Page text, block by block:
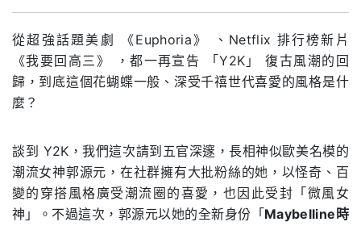
從超強話題美劇 《Euphoria》 、Netflix 排行榜新片
《我要回高三》 ，都一再宣告 「Y2K」 復古風潮的回
歸，到底這個花蝴蝶一般、深受千禧世代喜愛的風格是什
麼？
談到 Y2K，我們這次請到五官深邃，長相神似歐美名模的
潮流女神郭源元，在社群擁有大批粉絲的她，以怪奇、百
變的穿搭風格廣受潮流圈的喜愛，也因此受封「微風女
神」。不過這次，郭源元以她的全新身份「Maybelline時